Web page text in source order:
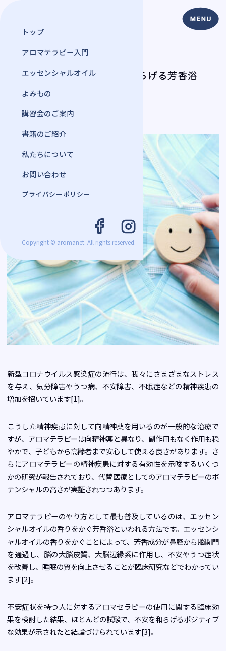
トップ
アロマテラピー入門
エッセンシャルオイル
よみもの
講習会のご案内
書籍のご紹介
私たちについて
お問い合わせ
プライバシーポリシー
Copyright © aromanet. All rights reserved.
コロナ禍のストレスを和らげる芳香浴
新型コロナウイルス感染症の流行は、我々にさまざまなストレス
を与え、気分障害やうつ病、不安障害、不眠症などの精神疾患の
増加を招いています[1]。
こうした精神疾患に対して向精神薬を用いるのが一般的な治療で
すが、アロマテラピーは向精神薬と異なり、副作用もなく作用も穏
やかで、子どもから高齢者まで安心して使える良さがあります。さ
らにアロマテラピーの精神疾患に対する有効性を示唆するいくつ
かの研究が報告されており、代替医療としてのアロマテラピーのポ
テンシャルの高さが実証されつつあります。
アロマテラピーのやり方として最も普及しているのは、エッセン
シャルオイルの香りをかぐ芳香浴といわれる方法です。エッセンシ
ャルオイルの香りをかぐことによって、芳香成分が鼻腔から脳関門
を通過し、脳の大脳皮質、大脳辺縁系に作用し、不安やうつ症状
を改善し、睡眠の質を向上させることが臨床研究などでわかってい
ます[2]。
不安症状を持つ人に対するアロマセラピーの使用に関する臨床効
果を検討した結果、ほとんどの試験で、不安を和らげるポジティブ
な効果が示されたと結論づけられています[3]。